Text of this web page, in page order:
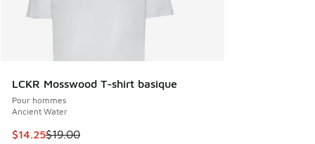
LCKR Mosswood T-shirt basique
Pour hommes
Ancient Water
Cet article est en solde. Le prix est passé de $19.00 à
$14.25$19.00